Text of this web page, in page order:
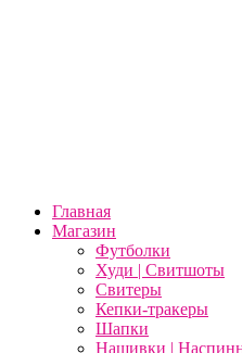
Главная
Магазин
Футболки
Худи | Свитшоты
Свитеры
Кепки-тракеры
Шапки
Нашивки |